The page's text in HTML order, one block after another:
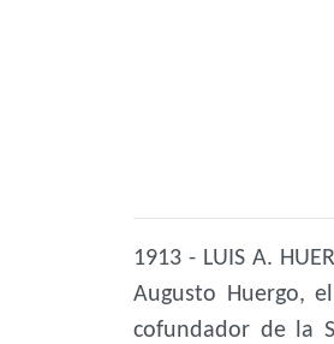
1913 - LUIS A.
Augusto Huergo,
cofundador de la